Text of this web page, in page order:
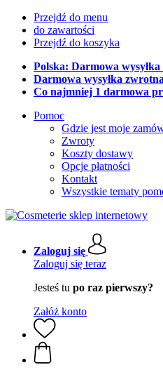
Przejdź do menu
do zawartości
Przejdź do koszyka
Polska: Darmowa
Darmowa wysyłka zwrotna
Co najmniej 1 darmowa
Pomoc
Gdzie jest moje
Zwroty
Koszty dostawy
Opcje płatności
Kontakt
Wszystkie tematy
Zaloguj się
Zaloguj się teraz
Jesteś tu po raz pierwszy?
Załóż konto